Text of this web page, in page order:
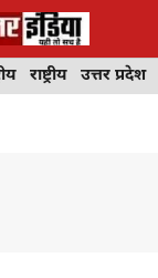
राष्ट्रीय उत्तर प्रदेश